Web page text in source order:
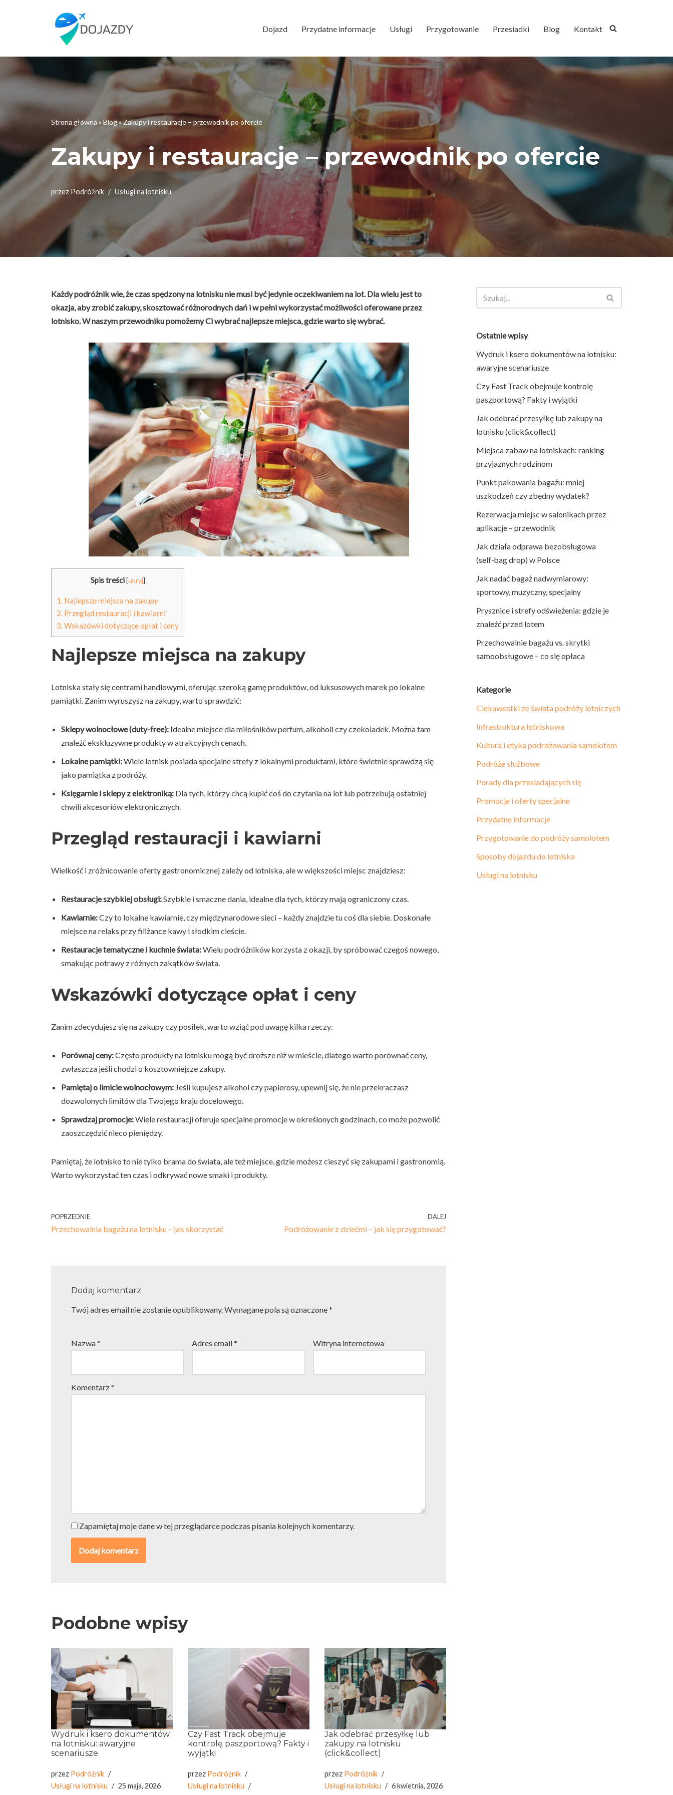
treści
Dojazd Przydatne informacje Usługi Przygotowanie Przesiadki Blog Kontakt
Strona główna » Blog»Zakupy i restauracje – przewodnik po ofercie
Zakupy i restauracje – przewodnik po ofercie
przez Podróżnik Usługi na lotnisku
Każdy podróżnik wie, że czas spędzony na lotnisku nie musi być jedynie oczekiwaniem na lot. Dla wielu jest to
okazja, aby zrobić zakupy, skosztować różnorodnych dań i w pełni wykorzystać możliwości oferowane przez
lotnisko. W naszym przewodniku pomożemy Ci wybrać najlepsze miejsca, gdzie warto się wybrać.
Spis treści [ukryj]
1. Najlepsze miejsca na zakupy
2. Przegląd restauracji i kawiarni
3. Wskazówki dotyczące opłat i ceny
Najlepsze miejsca na zakupy
Lotniska stały się centrami handlowymi, oferując szeroką gamę produktów, od luksusowych marek po lokalne
pamiątki. Zanim wyruszysz na zakupy, warto sprawdzić:
Sklepy wolnocłowe (duty-free): Idealne miejsce dla miłośników perfum, alkoholi czy czekoladek. Można tam
znaleźć ekskluzywne produkty w atrakcyjnych cenach.
Lokalne pamiątki:Wiele lotnisk posiada specjalne strefy z lokalnymi produktami, które świetnie sprawdzą się
jako pamiątka z podróży.
Księgarnie i sklepy z elektroniką: Dla tych, którzy chcą kupić coś do czytania na lot lub potrzebują ostatniej
chwili akcesoriów elektronicznych.
Przegląd restauracji i kawiarni
Wielkość i zróżnicowanie oferty gastronomicznej zależy od lotniska, ale w większości miejsc znajdziesz:
Restauracje szybkiej obsługi:Szybkie i smaczne dania, idealne dla tych, którzy mają ograniczony czas.
Kawiarnie:Czy to lokalne kawiarnie, czy międzynarodowe sieci – każdy znajdzie tu coś dla siebie. Doskonałe
miejsce na relaks przy filiżance kawy i słodkim cieście.
Restauracje tematyczne i kuchnie świata:Wielu podróżników korzysta z okazji, by spróbować czegoś nowego,
smakując potrawy z różnych zakątków świata.
Wskazówki dotyczące opłat i ceny
Zanim zdecydujesz się na zakupy czy posiłek, warto wziąć pod uwagę kilka rzeczy:
Porównaj ceny:Często produkty na lotnisku mogą być droższe niż w mieście, dlatego warto porównać ceny,
zwłaszcza jeśli chodzi o kosztowniejsze zakupy.
Pamiętaj o limicie wolnocłowym: Jeśli kupujesz alkohol czy papierosy, upewnij się, że nie przekraczasz
dozwolonych limitów dla Twojego kraju docelowego.
Sprawdzaj promocje:Wiele restauracji oferuje specjalne promocje w określonych godzinach, co może pozwolić
zaoszczędzić nieco pieniędzy.
Pamiętaj, że lotnisko to nie tylko brama do świata, ale też miejsce, gdzie możesz cieszyć się zakupami i gastronomią.
Warto wykorzystać ten czas i odkrywać nowe smaki i produkty.
POPRZEDNIE
Przechowalnia bagażu na lotnisku – jak skorzystać
DALEJ
Podróżowanie z dziećmi – jak się przygotować?
Dodaj komentarz
Twój adres email nie zostanie opublikowany. Wymagane pola są oznaczone*
Nazwa* Adres email* Witryna internetowa
Komentarz*
Zapamiętaj moje dane w tej przeglądarce podczas pisania kolejnych komentarzy.
Podobne wpisy
Wydruk i ksero dokumentów
na lotnisku: awaryjne
scenariusze
przez Podróżnik
Usługi na lotnisku
25 maja, 2026
Czy Fast Track obejmuje
kontrolę paszportową? Fakty i
wyjątki
przez Podróżnik
Usługi na lotnisku
Jak odebrać przesyłkę lub
zakupy na lotnisku
(click&collect)
przez Podróżnik
Usługi na lotnisku
6 kwietnia, 2026
Ostatnie wpisy
Wydruk i ksero dokumentów na lotnisku:
awaryjne scenariusze
Czy Fast Track obejmuje kontrolę
paszportową? Fakty i wyjątki
Jak odebrać przesyłkę lub zakupy na
lotnisku (click&collect)
Miejsca zabaw na lotniskach: ranking
przyjaznych rodzinom
Punkt pakowania bagażu: mniej
uszkodzeń czy zbędny wydatek?
Rezerwacja miejsc w salonikach przez
aplikacje – przewodnik
Jak działa odprawa bezobsługowa
(self‑bag drop) w Polsce
Jak nadać bagaż nadwymiarowy:
sportowy, muzyczny, specjalny
Prysznice i strefy odświeżenia: gdzie je
znaleźć przed lotem
Przechowalnie bagażu vs. skrytki
samoobsługowe – co się opłaca
Kategorie
Ciekawostki ze świata podróży lotniczych
Infrastruktura lotniskowa
Kultura i etyka podróżowania samolotem
Podróże służbowe
Porady dla przesiadających się
Promocje i oferty specjalne
Przydatne informacje
Przygotowanie do podróży samolotem
Sposoby dojazdu do lotniska
Usługi na lotnisku